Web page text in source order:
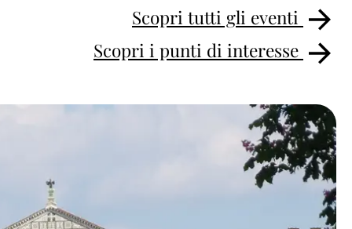
Scopri tutti gli eventi
Scopri i punti di interesse